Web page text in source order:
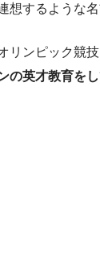
想するような名
リンピック競技
の英才教育をし